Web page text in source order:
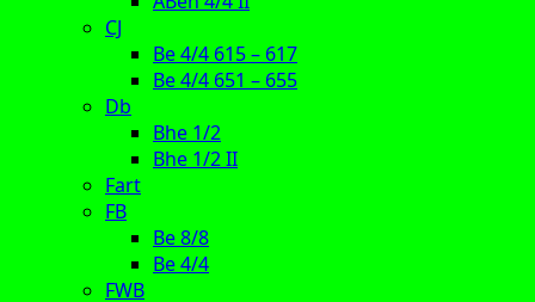
CJ
Be 4/4 615 – 617
Be 4/4 651 – 655
Db
Bhe 1/2
Bhe 1/2 II
Fart
FB
Be 8/8
Be 4/4
FWB